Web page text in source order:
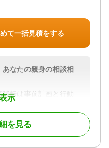
て一括見積をする
示
あなたの親身の相談相
移転は事前計画と行動
答えます。
むやみな財産操作は
を見る